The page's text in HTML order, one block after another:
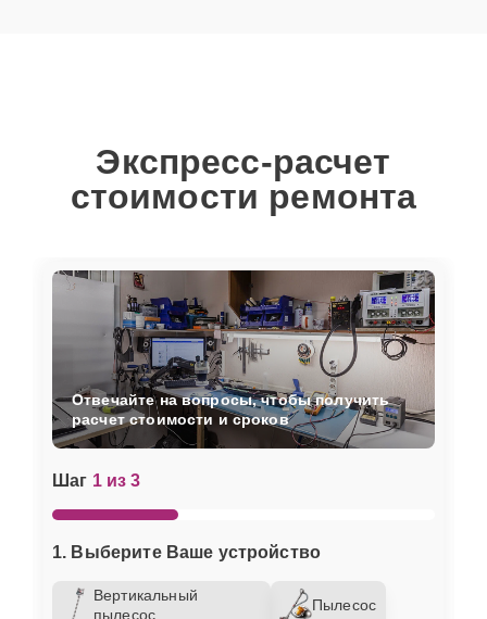
Экспресс-расчет
стоимости ремонта
Шаг 1 из 3
1. Выберите Ваше устройство
Вертикальный
пылесос
Пылесос
Отвечайте на вопросы, чтобы получить
расчет стоимости и сроков